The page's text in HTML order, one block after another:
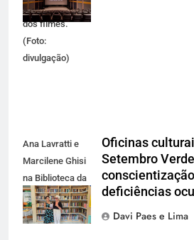
viver a magia
dos filmes.
(Foto:
divulgação)
Ana Lavratti e
Marcilene Ghisi
na Biblioteca da
ACIC (FOTO
DIVULGAÇÃO)
Oficinas
Setembro
deficiências
Davi Paes e Lima